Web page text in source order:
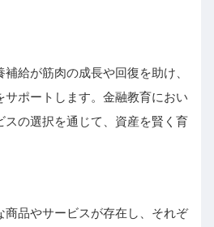
給が筋肉の成長や回復を助け、
サポートします。金融教育におい
スの選択を通じて、資産を賢く育
商品やサービスが存在し、それぞ